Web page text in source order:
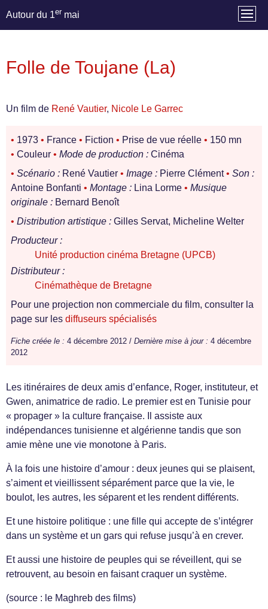
Autour du 1er mai
Folle de Toujane (La)
Un film de René Vautier, Nicole Le Garrec
• 1973 • France • Fiction • Prise de vue réelle • 150 mn
• Couleur • Mode de production : Cinéma
• Scénario : René Vautier • Image : Pierre Clément• Son :
Antoine Bonfanti • Montage : Lina Lorme • Musique
originale : Bernard Benoît
• Distribution artistique : Gilles Servat, Micheline Welter
Producteur :
Unité production cinéma Bretagne (UPCB)
Distributeur :
Cinémathèque de Bretagne
Pour une projection non commerciale du film, consulter la
page sur les diffuseurs spécialisés
Fiche créée le : 4 décembre 2012 / Dernière mise à jour : 4 décembre
2012
Les itinéraires de deux amis d’enfance, Roger, instituteur, et
Gwen, animatrice de radio. Le premier est en Tunisie pour
« propager » la culture française. Il assiste aux
indépendances tunisienne et algérienne tandis que son
amie mène une vie monotone à Paris.
À la fois une histoire d’amour : deux jeunes qui se plaisent,
s’aiment et vieillissent séparément parce que la vie, le
boulot, les autres, les séparent et les rendent différents.
Et une histoire politique : une fille qui accepte de s’intégrer
dans un système et un gars qui refuse jusqu’à en crever.
Et aussi une histoire de peuples qui se réveillent, qui se
retrouvent, au besoin en faisant craquer un système.
(source : le Maghreb des films)